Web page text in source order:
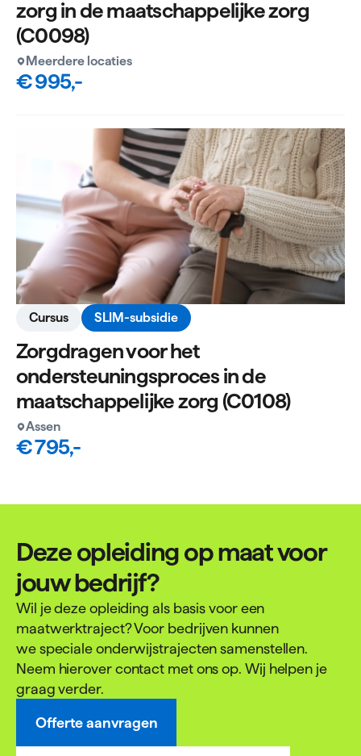
zorg in de maatschappelijke zorg
(C0098)
Meerdere locaties
€ 995,-
Zorgdragen voor het
ondersteuningsproces in de
maatschappelijke zorg (C0108)
Cursus SLIM-subsidie
Assen
€ 795,-
Deze opleiding op maat voor
jouw bedrijf?
Wil je deze opleiding als basis voor een
maatwerktraject? Voor bedrijven kunnen
we speciale onderwijstrajecten samenstellen.
Neem hierover contact met ons op. Wij helpen je
graag verder.
Offerte aanvragen